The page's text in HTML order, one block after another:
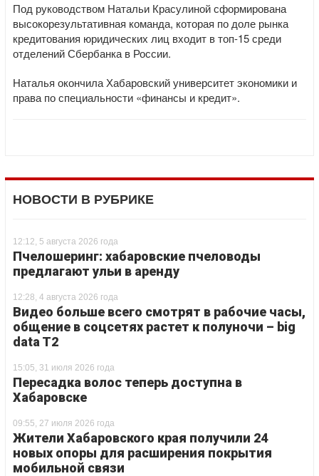
Под руководством Натальи Красулиной сформирована
высокорезультативная команда, которая по доле рынка
кредитования юридических лиц входит в топ-15 среди
отделений Сбербанка в России.
Наталья окончила Хабаровский университет экономики и
права по специальности «финансы и кредит».
НОВОСТИ В РУБРИКЕ
12:12, 5 августа 2026 года
Пчелошеринг: хабаровские пчеловоды
предлагают ульи в аренду
12:28, 4 августа 2026 года
Видео больше всего смотрят в рабочие часы,
общение в соцсетях растет к полуночи – big
data T2
15:05, 31 июля 2026 года
Пересадка волос теперь доступна в
Хабаровске
09:55, 27 июля 2026 года
Жители Хабаровского края получили 24
новых опоры для расширения покрытия
мобильной связи